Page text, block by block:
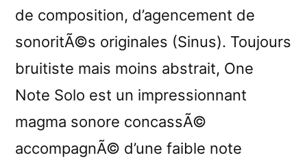
de composition, d’agencement de
sonoritÃ©s originales (Sinus). Toujours
bruitiste mais moins abstrait, One
Note Solo est un impressionnant
magma sonore concassÃ©
accompagnÃ© d’une faible note